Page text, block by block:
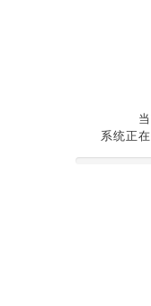
系统正